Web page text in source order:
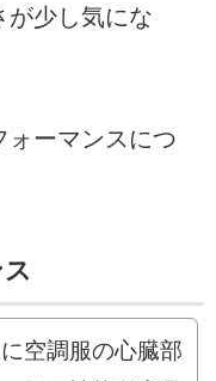
が少し気にな
ォーマンスにつ
空調服の心臓部